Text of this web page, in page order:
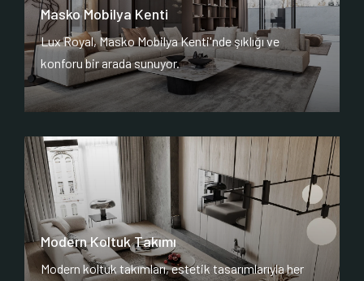
Masko Mobilya Kenti
Lux Royal, Masko Mobilya Kenti'nde şıklığı ve
konforu bir arada sunuyor.
Modern Koltuk Takımı
Modern koltuk takımları, estetik tasarımlarıyla her